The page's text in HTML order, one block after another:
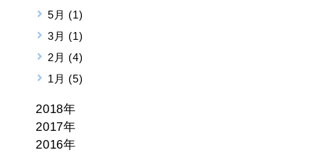
5月 (1)
3月 (1)
2月 (4)
1月 (5)
2018年
2017年
2016年